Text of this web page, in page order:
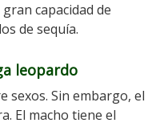
capacidad de
de sequía.
leopardo
sexos. Sin embargo, el
El macho tiene el